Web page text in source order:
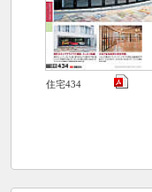
住宅434